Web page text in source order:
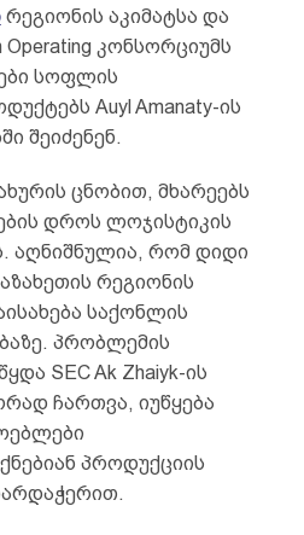
რეგიონის აკიმატსა და
Operating კონსორციუმს
სოფლის
Auyl Amanaty-ის
შეიძენენ.
ცნობით, მხარეებს
დროს ლოჯისტიკის
აღნიშნულია, რომ დიდი
რეგიონის
საქონლის
პრობლემის
SEC Ak Zhaiyk-ის
ჩართვა, იუწყება
პროდუქციის